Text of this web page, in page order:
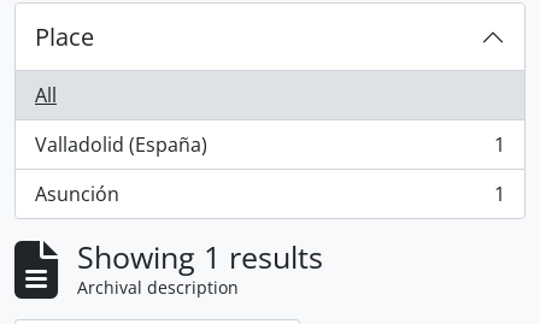
Place
All
Valladolid (España)
, 1 results
1
Asunción
, 1 results 1
Showing 1 results
Archival description